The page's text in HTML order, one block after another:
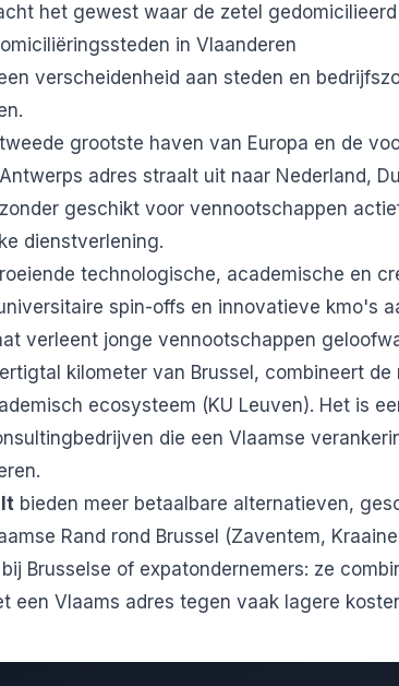
het gewest waar de zetel gedomicilieerd
in Vlaanderen
verscheidenheid aan steden en
grootste haven van Europa en de
adres straalt uit naar Nederland,
geschikt voor vennootschappen
dienstverlening.
technologische, academische en
spin-offs en innovatieve kmo's
verleent jonge vennootschappen
kilometer van Brussel, combineert
ecosysteem (KU Leuven). Het is
die een Vlaamse
bieden meer betaalbare alternatieven,
Rand rond Brussel (Zaventem,
Brusselse of expatondernemers: ze
een Vlaams adres tegen vaak lagere